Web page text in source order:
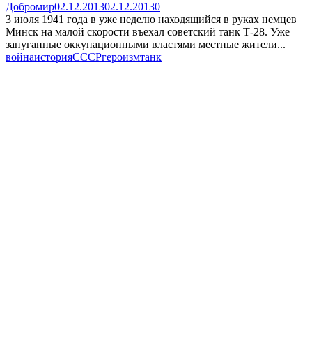
Добромир02.12.201302.12.20130
3 июля 1941 года в уже неделю находящийся в руках немцев
Минск на малой скорости въехал советский танк Т-28. Уже
запуганные оккупационными властями местные жители...
войнаисторияСССРгероизмтанк